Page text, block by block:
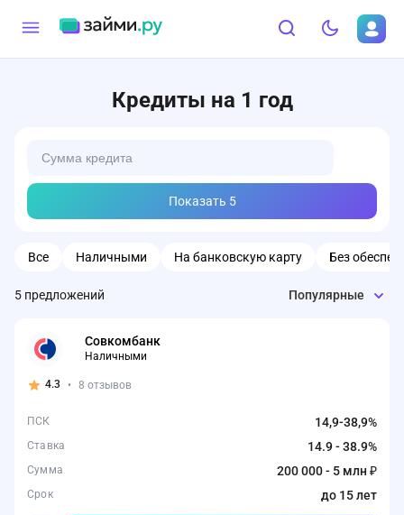
Кредиты на 1 год
Показать 5
Все Наличными На банковскую карту Без
5 предложений Популярные
Совкомбанк
Наличными
4.3 • 8 отзывов
ПСК 14,9-38,9%
Ставка 14.9 - 38.9%
Сумма 200 000 - 5 млн ₽
Срок до 15 лет